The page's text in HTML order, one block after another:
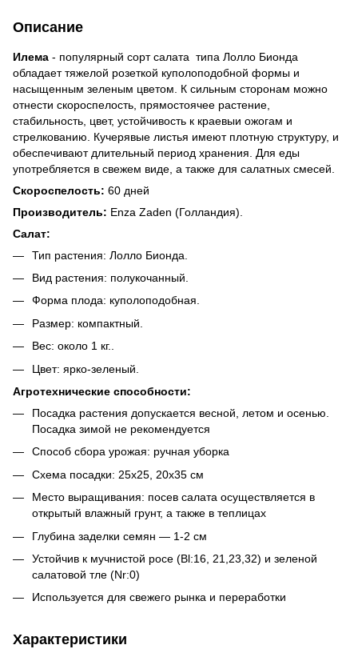
Описание
Илема - популярный сорт салата типа Лолло Бионда
обладает тяжелой розеткой куполоподобной формы и
насыщенным зеленым цветом. К сильным сторонам можно
отнести скороспелость, прямостоячее растение,
стабильность, цвет, устойчивость к краевыи ожогам и
стрелкованию. Кучерявые листья имеют плотную структуру, и
обеспечивают длительный период хранения. Для еды
употребляется в свежем виде, а также для салатных смесей.
Скороспелость: 60 дней
Производитель: Enza Zaden (Голландия).
Салат:
Тип растения: Лолло Бионда.
Вид растения: полукочанный.
Форма плода: куполоподобная.
Размер: компактный.
Вес: около 1 кг..
Цвет: ярко-зеленый.
Агротехнические способности:
Посадка растения допускается весной, летом и осенью.
Посадка зимой не рекомендуется
Способ сбора урожая: ручная уборка
Схема посадки: 25х25, 20х35 см
Место выращивания: посев салата осуществляется в
открытый влажный грунт, а также в теплицах
Глубина заделки семян — 1-2 см
Устойчив к мучнистой росе (Bl:16, 21,23,32) и зеленой
салатовой тле (Nr:0)
Используется для свежего рынка и переработки
Характеристики